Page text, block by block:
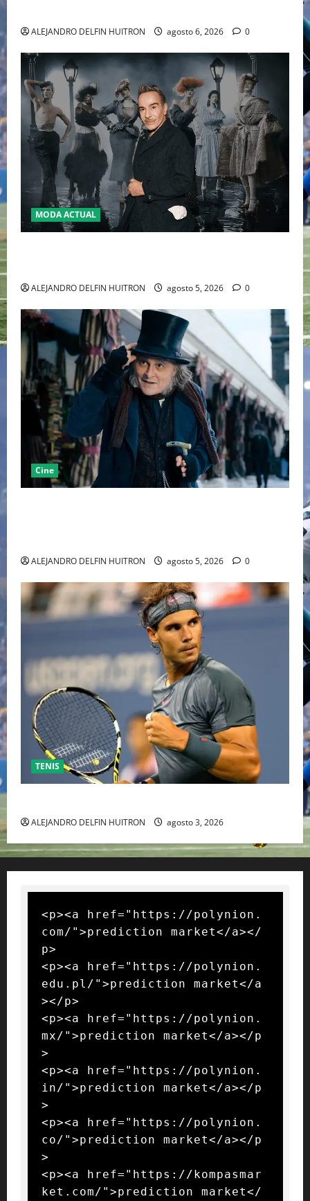
ALEJANDRO DELFIN HUITRON agosto 6, 2026 0
MODA ACTUAL
ALEJANDRO DELFIN HUITRON agosto 5, 2026 0
Cine
ALEJANDRO DELFIN HUITRON agosto 5, 2026 0
TENIS
ALEJANDRO DELFIN HUITRON agosto 3, 2026
<p><a href="https://polynion.
com/">prediction market</a></
p>
<p><a href="https://polynion.
edu.pl/">prediction market</a
></p>
<p><a href="https://polynion.
mx/">prediction market</a></p
>
<p><a href="https://polynion.
in/">prediction market</a></p
>
<p><a href="https://polynion.
co/">prediction market</a></p
>
<p><a href="https://kompasmar
ket.com/">prediction market</